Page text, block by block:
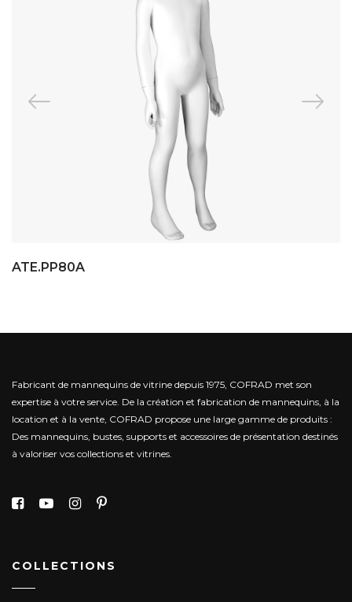
ATE.PP80A
Fabricant de mannequins de vitrine depuis 1975, COFRAD met son
expertise à votre service. De la création et fabrication de mannequins, à la
location et à la vente, COFRAD propose une large gamme de produits :
Des mannequins, bustes, supports et accessoires de présentation destinés
à valoriser vos collections et vitrines.
COLLECTIONS